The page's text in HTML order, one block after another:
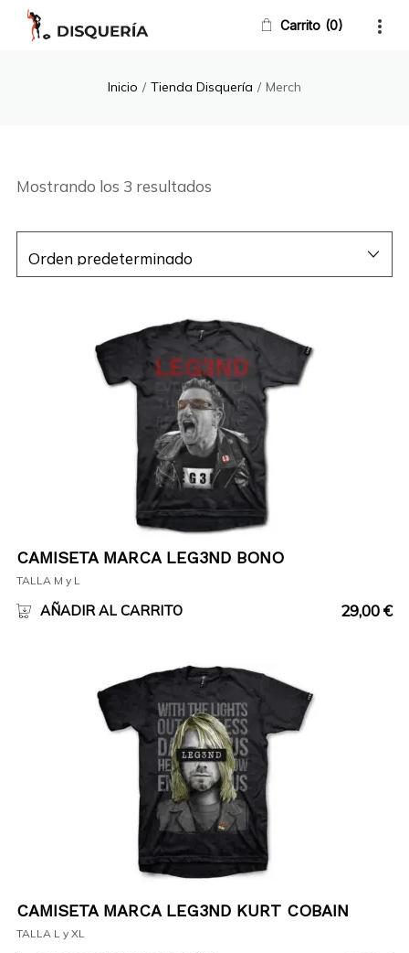
Carrito 0
Inicio / Tienda Disquería / Merch
Mostrando los 3 resultados
CAMISETA MARCA LEG3ND BONO
TALLA M y L
AÑADIR AL CARRITO 29,00€
CAMISETA MARCA LEG3ND KURT COBAIN
TALLA L y XL